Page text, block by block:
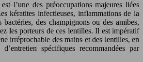
l’une des préoccupations majeures liées
kératites infectieuses, inflammations de la
bactéries, des champignons ou des amibes,
les porteurs de ces lentilles. Il est impératif
irréprochable des mains et des lentilles, en
spécifiques recommandées par